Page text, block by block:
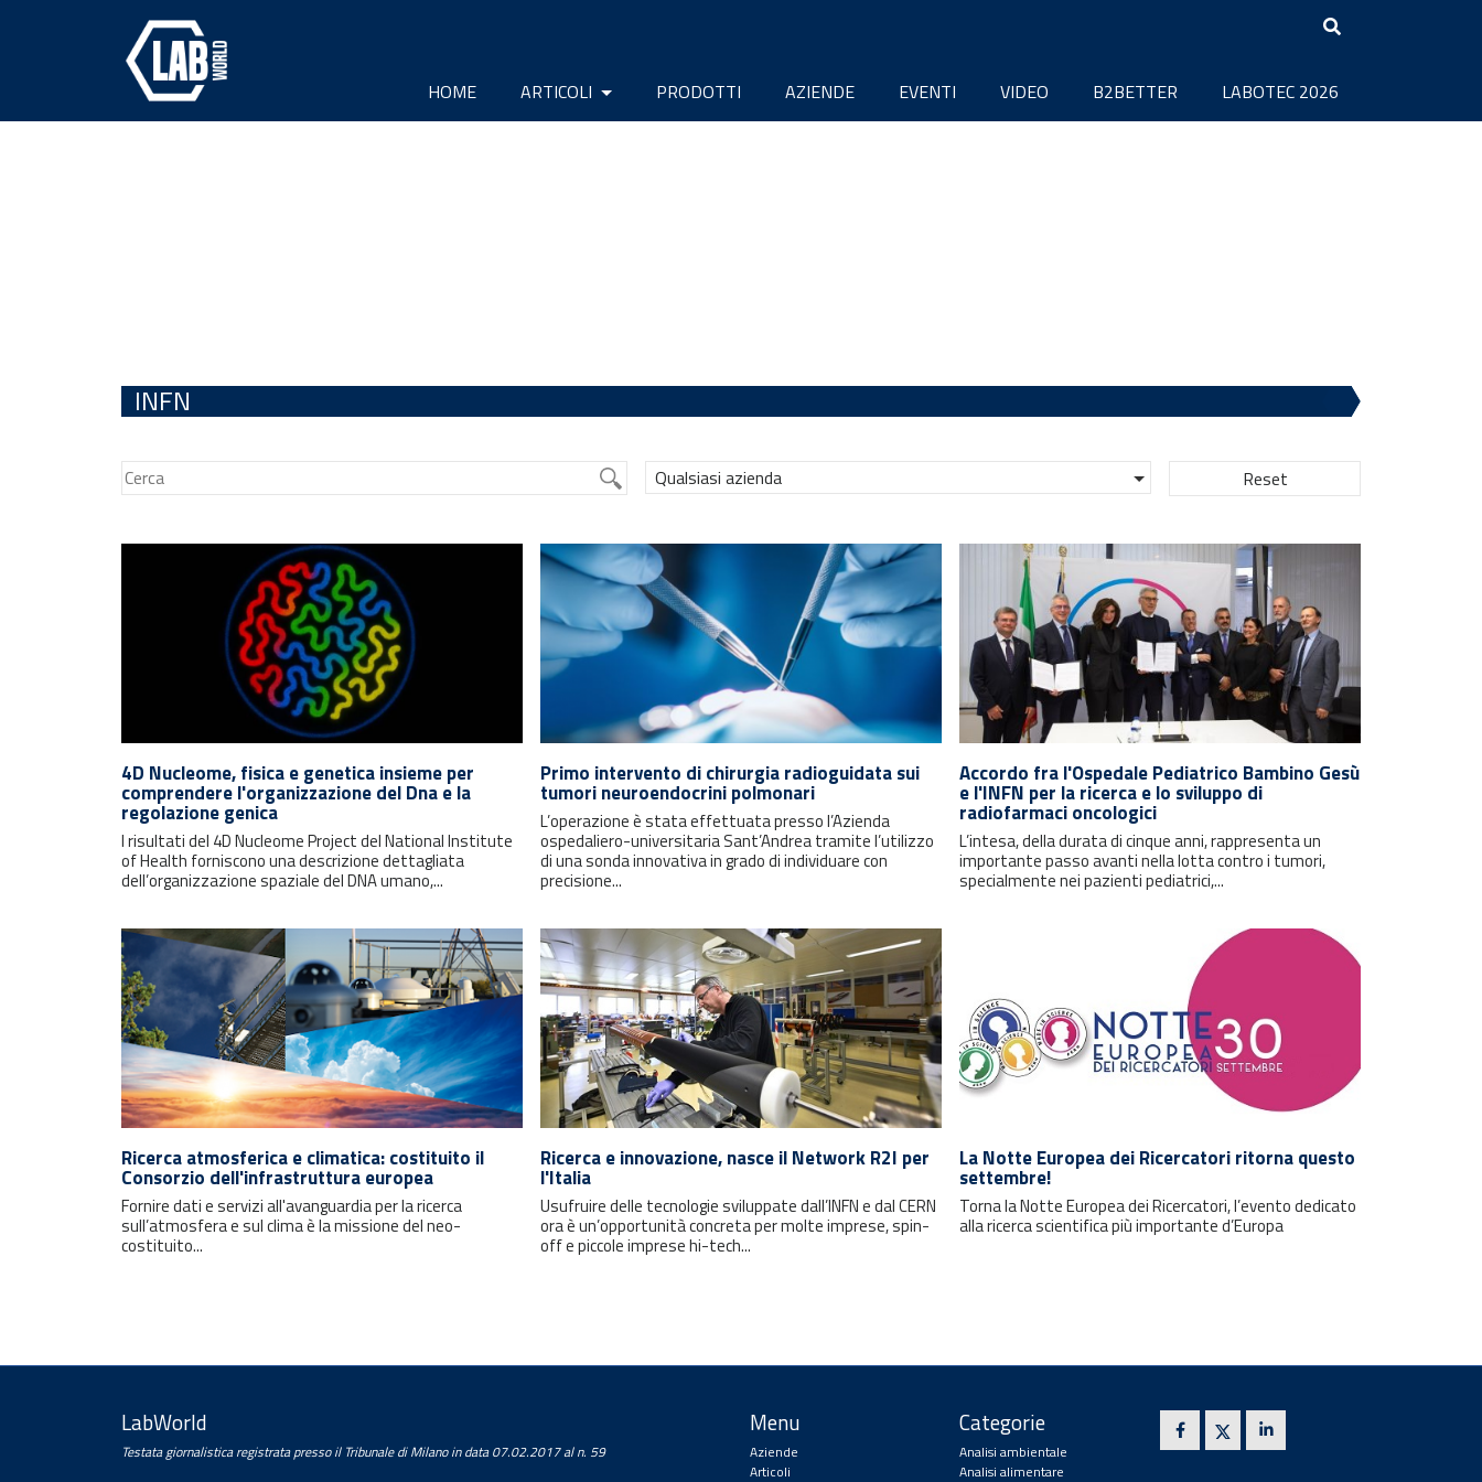
HOME ARTICOLI PRODOTTI AZIENDE EVENTI VIDEO B2BETTER LABOTEC 2026
INFN
Qualsiasi azienda Reset
4D Nucleome, fisica e genetica insieme per
comprendere l'organizzazione del Dna e la
regolazione genica
I risultati del 4D Nucleome Project del National Institute
of Health forniscono una descrizione dettagliata
dell’organizzazione spaziale del DNA umano,...
Primo intervento di chirurgia radioguidata sui
tumori neuroendocrini polmonari
L’operazione è stata effettuata presso l’Azienda
ospedaliero-universitaria Sant’Andrea tramite l’utilizzo
di una sonda innovativa in grado di individuare con
precisione...
Accordo fra l'Ospedale Pediatrico Bambino Gesù
e l'INFN per la ricerca e lo sviluppo di
radiofarmaci oncologici
L’intesa, della durata di cinque anni, rappresenta un
importante passo avanti nella lotta contro i tumori,
specialmente nei pazienti pediatrici,...
Ricerca atmosferica e climatica: costituito il
Consorzio dell'infrastruttura europea
Fornire dati e servizi all'avanguardia per la ricerca
sull’atmosfera e sul clima è la missione del neo-
costituito...
Ricerca e innovazione, nasce il Network R2I per
l'Italia
Usufruire delle tecnologie sviluppate dall’INFN e dal CERN
ora è un’opportunità concreta per molte imprese, spin-
off e piccole imprese hi-tech...
La Notte Europea dei Ricercatori ritorna questo
settembre!
Torna la Notte Europea dei Ricercatori, l’evento dedicato
alla ricerca scientifica più importante d’Europa
LabWorld
Testata giornalistica registrata presso il Tribunale di Milano in data 07.02.2017 al n. 59
Menu
Aziende
Articoli
Categorie
Analisi ambientale
Analisi alimentare
Rimani sempre aggiornato con le
ultime notizie e i prossimi eventi.